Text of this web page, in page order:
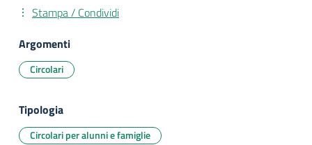
Stampa / Condividi
Argomenti
Circolari
Tipologia
Circolari per alunni e famiglie